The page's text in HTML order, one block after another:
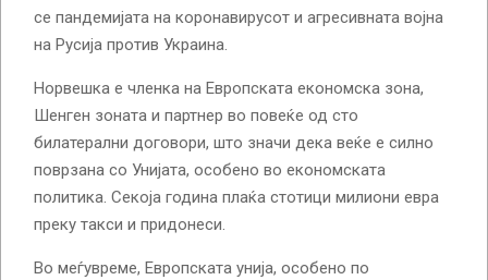
се пандемијата на коронавирусот и агресивната војна
на Русија против Украина.
Норвешка е членка на Европската економска зона,
Шенген зоната и партнер во повеќе од сто
билатерални договори, што значи дека веќе е силно
поврзана со Унијата, особено во економската
политика. Секоја година плаќа стотици милиони евра
преку такси и придонеси.
Во меѓувреме, Европската унија, особено по